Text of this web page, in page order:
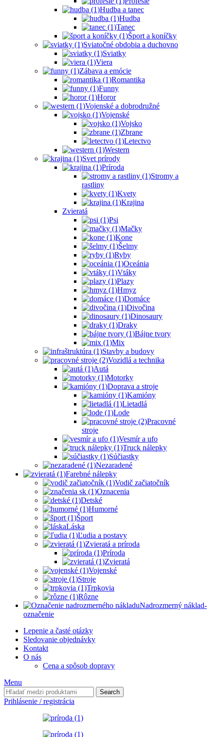
Hudba a tanec
Hudba
Tanec
Šport a koníčky
Sviatočné obdobia a duchovno
Sviatky
Viera
Zábava a emócie
Romantika
Funny
Horor
Vojenské a dobrodružné
Vojenské
Vojsko
Zbrane
Letectvo
Western
Svet prírody
Príroda
Stromy a
rastliny
Kvety
Krajina
Zvieratá
Psi
Mačky
Kone
Šelmy
Ryby
Oceánia
Vtáky
Plazy
Hmyz
Domáce
Divočina
Dinosaury
Draky
Bájne tvory
Mix
Stavby a budovy
Vozidlá a technika
Autá
Motorky
Doprava a stroje
Kamióny
Lietadlá
Lode
Pracovné
stroje
Vesmír a ufo
Truck nálepky
Súčiastky
Nezaradené
Farebné nálepky
Vodič začiatočník
Oznacenia
Detské
Humorné
Šport
Láska
Ľudia a postavy
Zvieratá a príroda
Príroda
Zvieratá
Vojenské
Stroje
Trpkovia
Rôzne
Nadrozmerný náklad-
označenie
Lepenie a časté otázky
Sledovanie objednávky
Kontakt
O nás
Cena a spôsob dopravy
Menu
Search
Prihlásenie / registrácia